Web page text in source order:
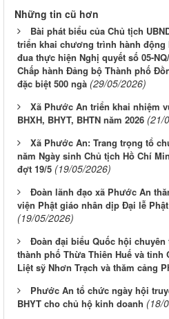
Những tin cũ hơn
Bài phát biểu của Chủ tịch
triển khai chương trình hành
đua thực hiện Nghị quyết số 05-
Chấp hành Đảng bộ Thành phố
đặc biệt 500 ngà (29/05/2026)
Xã Phước An triển khai nhiệm
BHXH, BHYT, BHTN năm 2026 (21/
Xã Phước An: Trang trọng tổ
năm Ngày sinh Chủ tịch Hồ Chí
đợt 19/5 (19/05/2026)
Đoàn lãnh đạo xã Phước An
viện Phật giáo nhân dịp Đại lễ
(19/05/2026)
Đoàn đại biểu Quốc hội
thành phố Thừa Thiên Huế và tỉnh
Liệt sỹ Nhơn Trạch và thăm cảng
Phước An tổ chức ngày hội
BHYT cho chủ hộ kinh doanh (18/